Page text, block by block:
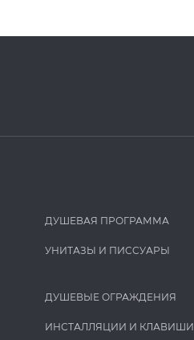
ДУШЕВАЯ ПРОГРАММА
УНИТАЗЫ И ПИCCУАРЫ
ДУШЕВЫЕ ОГРАЖДЕНИЯ
ИНСТАЛЛЯЦИИ И КЛАВИШИ